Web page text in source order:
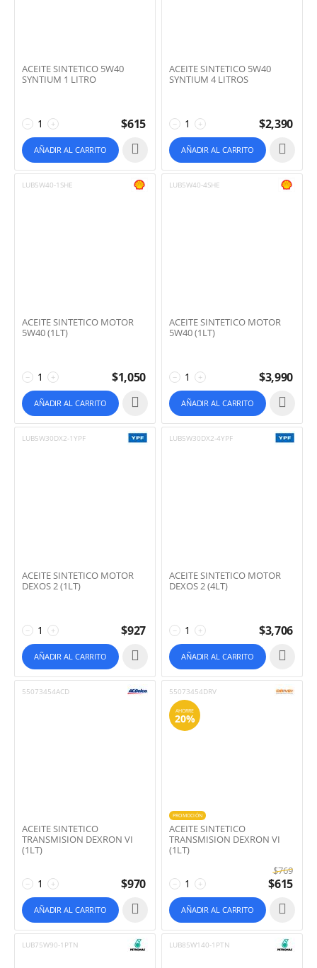
ACEITE SINTETICO 5W40
SYNTIUM 1 LITRO
+
− $615
AÑADIR AL CARRITO
ACEITE SINTETICO 5W40
SYNTIUM 4 LITROS
+
− $2,390
AÑADIR AL CARRITO
LUB5W40-1SHE
ACEITE SINTETICO MOTOR
5W40 (1LT)
+
− $1,050
AÑADIR AL CARRITO
LUB5W40-4SHE
ACEITE SINTETICO MOTOR
5W40 (1LT)
+
− $3,990
AÑADIR AL CARRITO
LUB5W30DX2-1YPF
ACEITE SINTETICO MOTOR
DEXOS 2 (1LT)
+
− $927
AÑADIR AL CARRITO
LUB5W30DX2-4YPF
ACEITE SINTETICO MOTOR
DEXOS 2 (4LT)
+
− $3,706
AÑADIR AL CARRITO
55073454ACD
ACEITE SINTETICO
TRANSMISION DEXRON VI
(1LT)
+
− $970
AÑADIR AL CARRITO
55073454DRV
AHORRE
20%
PROMOCIÓN
ACEITE SINTETICO
TRANSMISION DEXRON VI
(1LT)
+
−
$769
$615
AÑADIR AL CARRITO
LUB75W90-1PTN LUB85W140-1PTN